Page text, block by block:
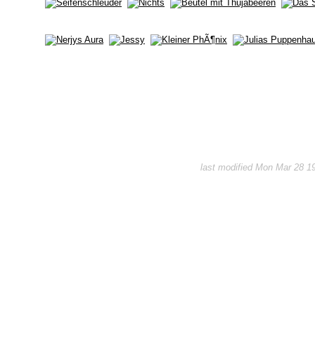
last modified Mon Mar 28